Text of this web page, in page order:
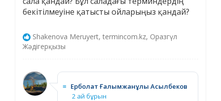
бекітілмеуіне қатысты ойларыңыз қандай?
Shakenova Meruyert, termincom.kz, Оразгүл
Жәдігерқызы
≡ Ерболат Ғалымжанұлы Асылбеков
2 ай бұрын